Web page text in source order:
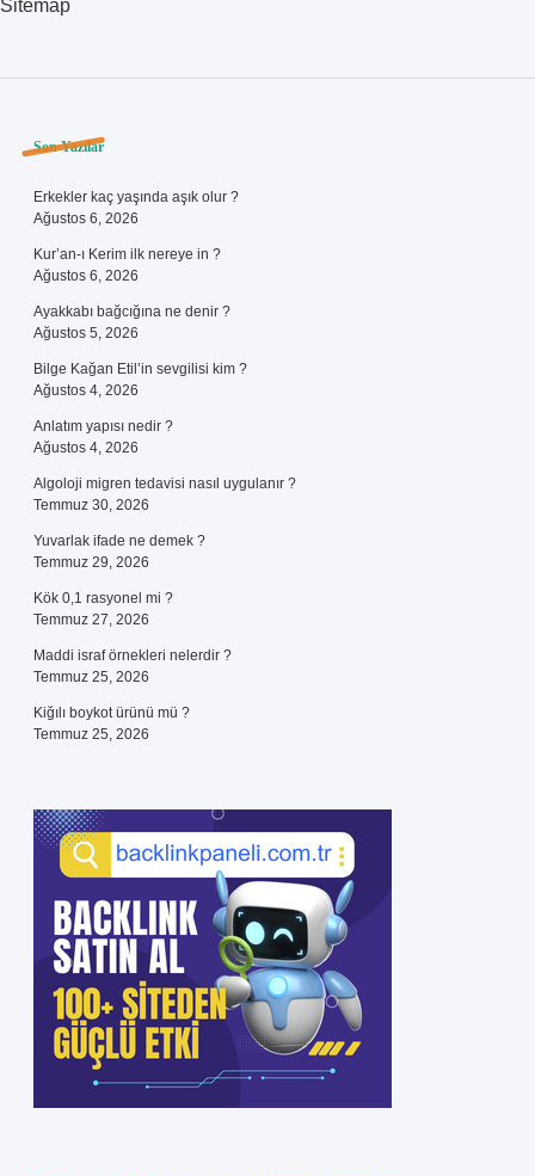
Sitemap
Sidebar
Son Yazılar
Erkekler kaç yaşında aşık olur ?
Ağustos 6, 2026
Kur’an-ı Kerim ilk nereye in ?
Ağustos 6, 2026
Ayakkabı bağcığına ne denir ?
Ağustos 5, 2026
Bilge Kağan Etil’in sevgilisi kim ?
Ağustos 4, 2026
Anlatım yapısı nedir ?
Ağustos 4, 2026
Algoloji migren tedavisi nasıl uygulanır ?
Temmuz 30, 2026
Yuvarlak ifade ne demek ?
Temmuz 29, 2026
Kök 0,1 rasyonel mi ?
Temmuz 27, 2026
Maddi israf örnekleri nelerdir ?
Temmuz 25, 2026
Kiğılı boykot ürünü mü ?
Temmuz 25, 2026